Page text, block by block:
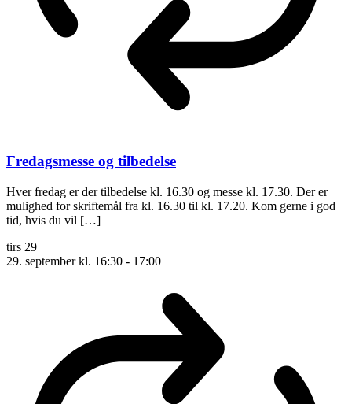
Fredagsmesse og tilbedelse
Hver fredag er der tilbedelse kl. 16.30 og messe kl. 17.30. Der er
mulighed for skriftemål fra kl. 16.30 til kl. 17.20. Kom gerne i god
tid, hvis du vil […]
tirs 29
29. september kl. 16:30 - 17:00